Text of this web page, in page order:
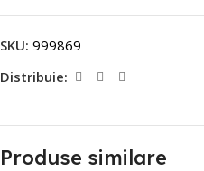
SKU: 999869
Distribuie:
Produse similare